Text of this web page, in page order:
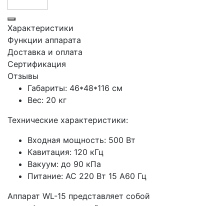
Характеристики
Функции аппарата
Доставка и оплата
Сертификация
Отзывы
Габариты: 46*48*116 см
Вес: 20 кг
Технические характеристики:
Входная мощность: 500 Вт
Кавитация: 120 кГц
Вакуум: до 90 кПа
Питание: AC 220 Вт 15 A60 Гц
Аппарат WL-15 представляет собой